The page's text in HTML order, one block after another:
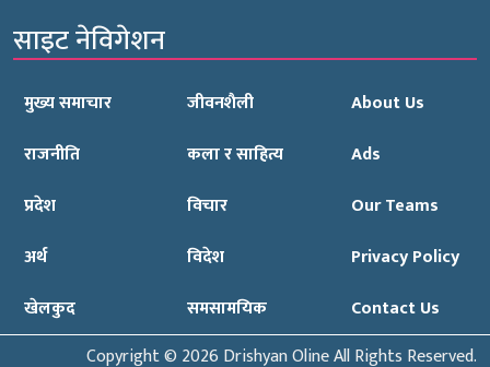
साइट नेविगेशन
मुख्य समाचार
राजनीति
प्रदेश
अर्थ
खेलकुद
जीवनशैली
कला र साहित्य
विचार
विदेश
समसामयिक
About Us
Ads
Our Teams
Privacy Policy
Contact Us
Copyright © 2026 Drishyan Oline All Rights Reserved.